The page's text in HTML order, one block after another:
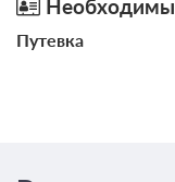
Путевка